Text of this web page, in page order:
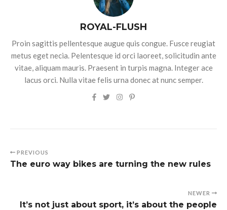
ROYAL-FLUSH
Proin sagittis pellentesque augue quis congue. Fusce reugiat
metus eget necia. Pelentesque id orci laoreet, solicitudin ante
vitae, aliquam mauris. Praesent in turpis magna. Integer ace
lacus orci. Nulla vitae felis urna donec at nunc semper.
PREVIOUS
The euro way bikes are turning the new rules
NEWER
It’s not just about sport, it’s about the people